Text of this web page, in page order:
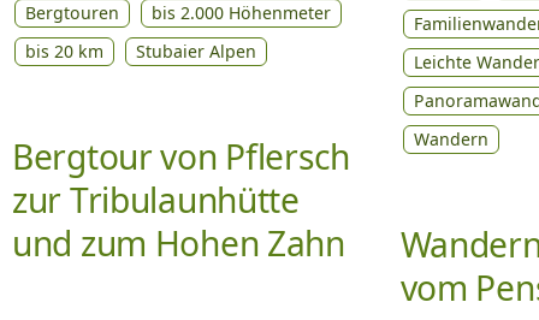
Bergtouren
bis 2.000 Höhenmeter
bis 20 km
Stubaier Alpen
Bergtour von Pflersch
zur Tribulaunhütte
und zum Hohen Zahn
Leichte
Wandern
vom